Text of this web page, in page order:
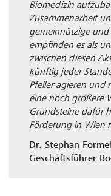
Biomedizin
Zusammenarbeit
gemeinnützige
empfinden es als
zwischen diesen
künftig jeder
Pfeiler agieren und
eine noch größere
Grundsteine dafür
Förderung in Wien
Dr. Stephan
Geschäftsführer